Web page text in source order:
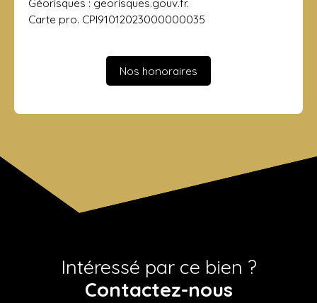
Géorisques : georisques.gouv.fr.
Carte pro. CPI91012023000000035
Nos honoraires
Intéressé par ce bien ?
Contactez-nous